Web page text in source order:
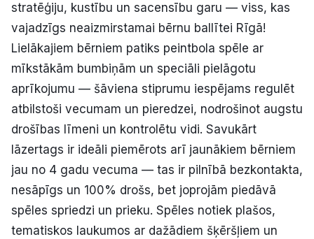
stratēģiju, kustību un sacensību garu — viss, kas
vajadzīgs neaizmirstamai bērnu ballītei Rīgā!
Lielākajiem bērniem patiks peintbola spēle ar
mīkstākām bumbiņām un speciāli pielāgotu
aprīkojumu — šāviena stiprumu iespējams regulēt
atbilstoši vecumam un pieredzei, nodrošinot augstu
drošības līmeni un kontrolētu vidi. Savukārt
lāzertags ir ideāli piemērots arī jaunākiem bērniem
jau no 4 gadu vecuma — tas ir pilnībā bezkontakta,
nesāpīgs un 100% drošs, bet joprojām piedāvā
spēles spriedzi un prieku. Spēles notiek plašos,
tematiskos laukumos ar dažādiem šķēršļiem un